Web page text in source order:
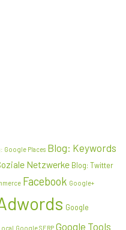
Google Places Blog: Keywords
Netzwerke Blog: Twitter
Facebook Google+
Google
Google SERP Google Tools